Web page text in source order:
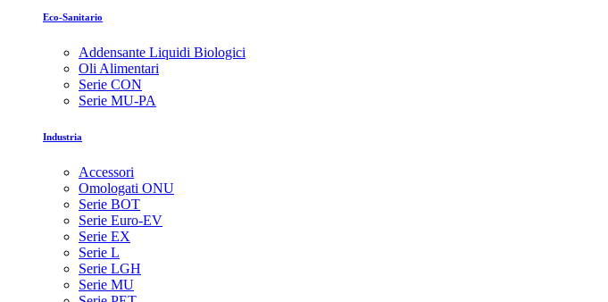
Eco-Sanitario
Addensante Liquidi Biologici
Oli Alimentari
Serie CON
Serie MU-PA
Industria
Accessori
Omologati ONU
Serie BOT
Serie Euro-EV
Serie EX
Serie L
Serie LGH
Serie MU